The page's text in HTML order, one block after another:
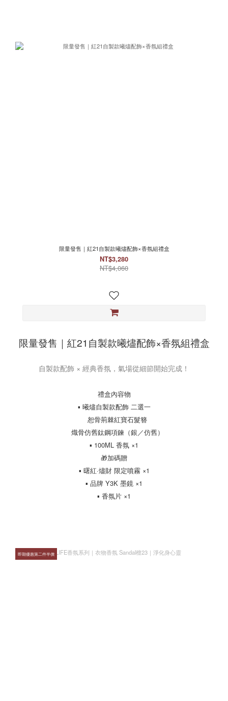
限量發售｜紅21自製款曦燼配飾×香氛組禮盒
NT$3,280
NT$4,060
限量發售｜紅21自製款曦燼配飾×香氛組禮盒
自製款配飾 × 經典香氛，氣場從細節開始完成！
禮盒內容物
▪ 曦燼自製款配飾 二選一
恕骨荊棘紅寶石髮簪
熾骨仿舊鈦鋼項鍊（銀／仿舊）
▪ 100ML 香氛 ×1
🎁加碼贈
▪ 曙紅·燼財 限定噴霧 ×1
▪ 品牌 Y3K 墨鏡 ×1
▪ 香氛片 ×1
即期優惠第二件半價